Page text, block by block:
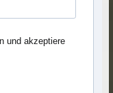
und akzeptiere